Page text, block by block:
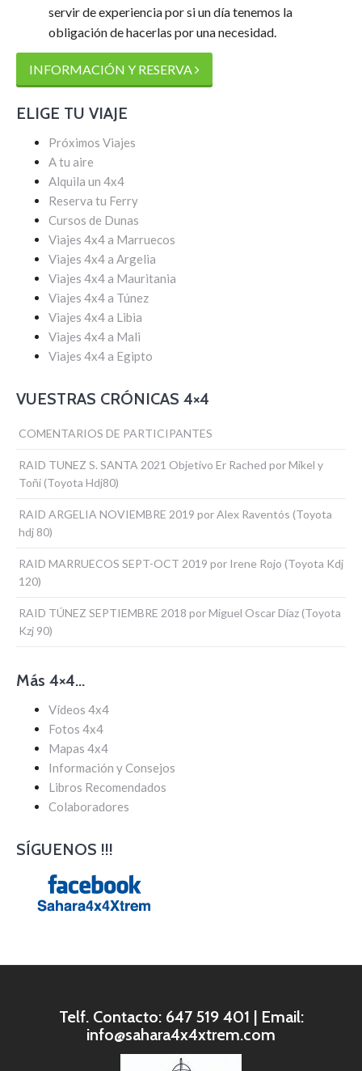
servir de experiencia por si un día tenemos la
obligación de hacerlas por una necesidad.
INFORMACIÓN Y RESERVA
ELIGE TU VIAJE
Próximos Viajes
A tu aire
Alquila un 4x4
Reserva tu Ferry
Cursos de Dunas
Viajes 4x4 a Marruecos
Viajes 4x4 a Argelia
Viajes 4x4 a Mauritania
Viajes 4x4 a Túnez
Viajes 4x4 a Libia
Viajes 4x4 a Mali
Viajes 4x4 a Egipto
VUESTRAS CRÓNICAS 4×4
COMENTARIOS DE PARTICIPANTES
RAID TUNEZ S. SANTA 2021 Objetivo Er Rached por Mikel y
Toñi (Toyota Hdj80)
RAID ARGELIA NOVIEMBRE 2019 por Alex Raventós (Toyota
hdj 80)
RAID MARRUECOS SEPT-OCT 2019 por Irene Rojo (Toyota Kdj
120)
RAID TÚNEZ SEPTIEMBRE 2018 por Miguel Oscar Díaz (Toyota
Kzj 90)
Más 4×4…
Vídeos 4x4
Fotos 4x4
Mapas 4x4
Información y Consejos
Libros Recomendados
Colaboradores
SÍGUENOS !!!
Telf. Contacto: 647 519 401 | Email:
info@sahara4x4xtrem.com